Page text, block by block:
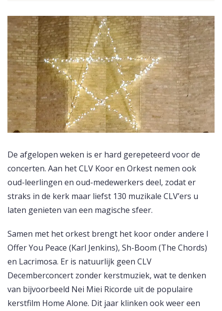
De afgelopen weken is er hard gerepeteerd voor de
concerten. Aan het CLV Koor en Orkest nemen ook
oud-leerlingen en oud-medewerkers deel, zodat er
straks in de kerk maar liefst 130 muzikale CLV’ers u
laten genieten van een magische sfeer.
Samen met het orkest brengt het koor onder andere I
Offer You Peace (Karl Jenkins), Sh-Boom (The Chords)
en Lacrimosa. Er is natuurlijk geen CLV
Decemberconcert zonder kerstmuziek, wat te denken
van bijvoorbeeld Nei Miei Ricorde uit de populaire
kerstfilm Home Alone. Dit jaar klinken ook weer een